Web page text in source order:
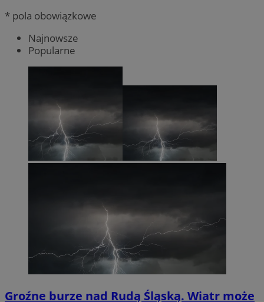
* pola obowiązkowe
Najnowsze
Popularne
Groźne burze nad Rudą Śląską. Wiatr może